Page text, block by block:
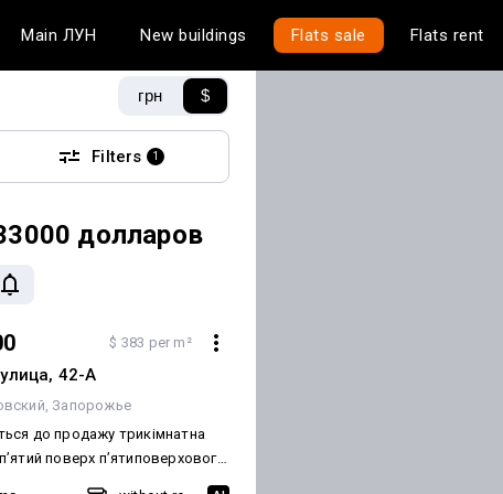
Main ЛУН New buildings Flats sale Flats rent
грн $
Filters 1
долларов
$ 383 per m²
42-А
Запорожье
до продажу трикімнатна
поверх п’ятиповерхового
Перемога Вознесенський